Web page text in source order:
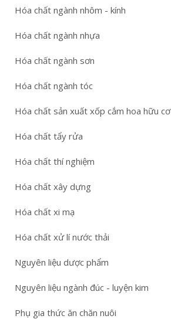
Hóa chất ngành nhôm - kính
Hóa chất ngành nhựa
Hóa chất ngành sơn
Hóa chất ngành tóc
Hóa chất sản xuất xốp cắm hoa hữu cơ
Hóa chất tẩy rửa
Hóa chất thí nghiệm
Hóa chất xây dựng
Hóa chất xi mạ
Hóa chất xử lí nước thải
Nguyên liệu dược phẩm
Nguyên liệu ngành đúc - luyện kim
Phụ gia thức ăn chăn nuôi